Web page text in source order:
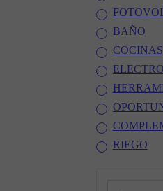
BAÑO
COCINAS
RIEGO